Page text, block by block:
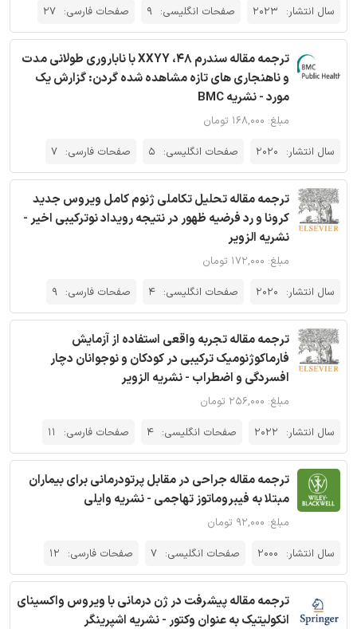
سال انتشار: 2023 صفحات انگلیسی: 9 صفحات فارسی: 27
ترجمه مقاله سندرم 48، XXYY با ناباروری طولانی مدت
و ناهنجاری های تازه مشاهده شده گردن: گزارش یک
مورد - نشریه BMC
مبلغ: ۱۶۸,۰۰۰ تومان
سال انتشار: 2020 صفحات انگلیسی: 5 صفحات فارسی: 7
ترجمه مقاله تحلیل تکاملی ژنوم کامل ویروس جدید
کرونا و رد فرضیه ظهور در نتیجه رویداد نوترکیبی اخیر -
نشریه الزویر
مبلغ: ۱۷۲,۰۰۰ تومان
سال انتشار: 2020 صفحات انگلیسی: 4 صفحات فارسی: 9
ترجمه مقاله تجربه واقعی استفاده از آزمایش
فارماکوژنومیک ترکیبی در کودکان و نوجوانان دچار
افسردگی و اضطراب - نشریه الزویر
مبلغ: ۲۵۶,۰۰۰ تومان
سال انتشار: 2022 صفحات انگلیسی: 4 صفحات فارسی: 11
ترجمه مقاله جراحی در مقابل پرتودرمانی برای بیماران
مبتلا به فیبروماتوز تهاجمی - نشریه وایلی
مبلغ: ۹۲,۰۰۰ تومان
سال انتشار: 2000 صفحات انگلیسی: 7 صفحات فارسی: 12
ترجمه مقاله پیشرفت در ژن درمانی با ویروس واکسینای
انکولیتیک به عنوان وکتور - نشریه اشپرینگر